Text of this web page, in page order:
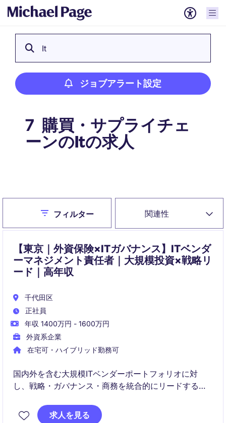
It
ジョブアラート設定
7 購買・サプライチェ
ーンのItの求人
関連性
Closeフィルター
【東京｜外資保険×ITガバナンス】ITベンダ
ーマネジメント責任者｜大規模投資×戦略リ
ード｜高年収
千代田区
正社員
年収 1400万円 - 1600万円
外資系企業
在宅可・ハイブリッド勤務可
国内外を含む大規模ITベンダーポートフォリオに対
し、戦略・ガバナンス・商務を統合的にリードするポ
し、パフォーマンス向上とコスト・リスク最適化を実
求人を見る